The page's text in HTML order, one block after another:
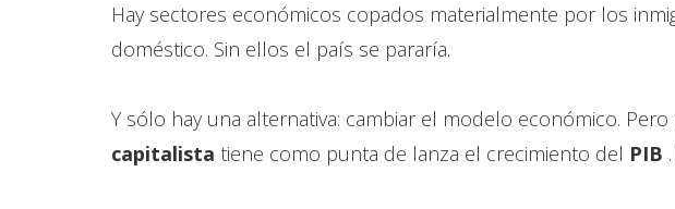
Hay sectores económicos copados materialmente por los
doméstico. Sin ellos el país se pararía.
Y sólo hay una alternativa: cambiar el modelo económico.
capitalista tiene como punta de lanza el crecimiento del PIB